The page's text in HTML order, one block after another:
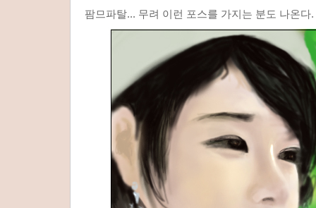
팜므파탈... 무려 이런 포스를 가지는 분도 나온다.